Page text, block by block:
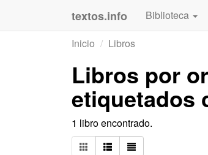
textos.info Biblioteca
Inicio
Libros
Libros por
etiquetados
1 libro encontrado.